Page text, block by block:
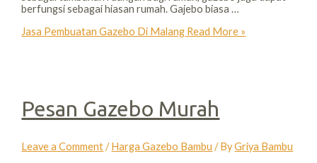
berfungsi sebagai hiasan rumah. Gajebo biasa …
Jasa Pembuatan Gazebo Di Malang Read More »
Pesan Gazebo Murah
Leave a Comment /Harga Gazebo Bambu / ByGriya Bambu